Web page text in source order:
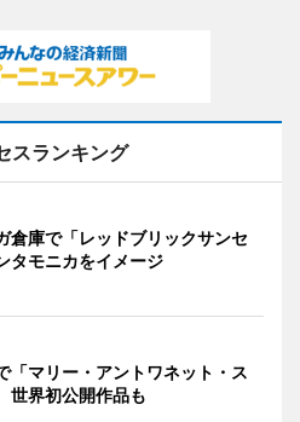
スランキング
倉庫で「レッドブリックサンセ
タモニカをイメージ
「マリー・アントワネット・ス
界初公開作品も